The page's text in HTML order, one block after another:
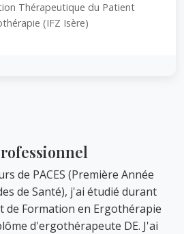
Thérapeutique du Patient
(IFZ Isère)
de PACES (Première Année
de Santé), j'ai étudié durant
de Formation en Ergothérapie
d'ergothérapeute DE. J'ai